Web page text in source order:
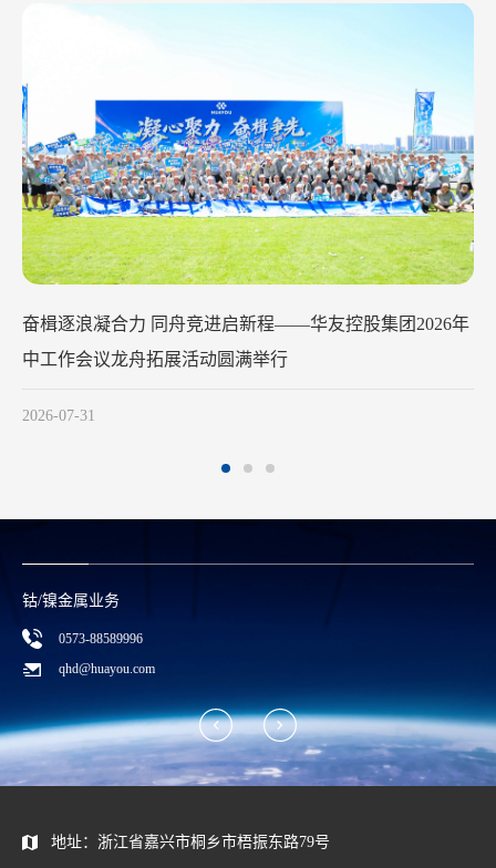
华友钴业2026年中工作会议在苏州召开
钴/镍金属业务
0573-88589996
qhd@huayou.com
地址：浙江省嘉兴市桐乡市梧振东路79号